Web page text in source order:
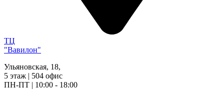
ТЦ
"Вавилон"
Ульяновская, 18,
5 этаж | 504 офис
ПН-ПТ | 10:00 - 18:00